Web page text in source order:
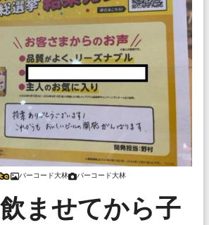
バーコード大林 バーコード大林
ませてから子